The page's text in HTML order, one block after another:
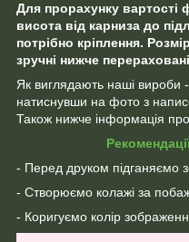
Для прорахунку вартості
висота від карниза до
потрібно кріплення.
зручні нижче
Як виглядають наші вироби
натиснувши на фото з
Також нижче інформація про
- Перед друком підганяємо
- Створюємо колажі за
- Коригуємо колір